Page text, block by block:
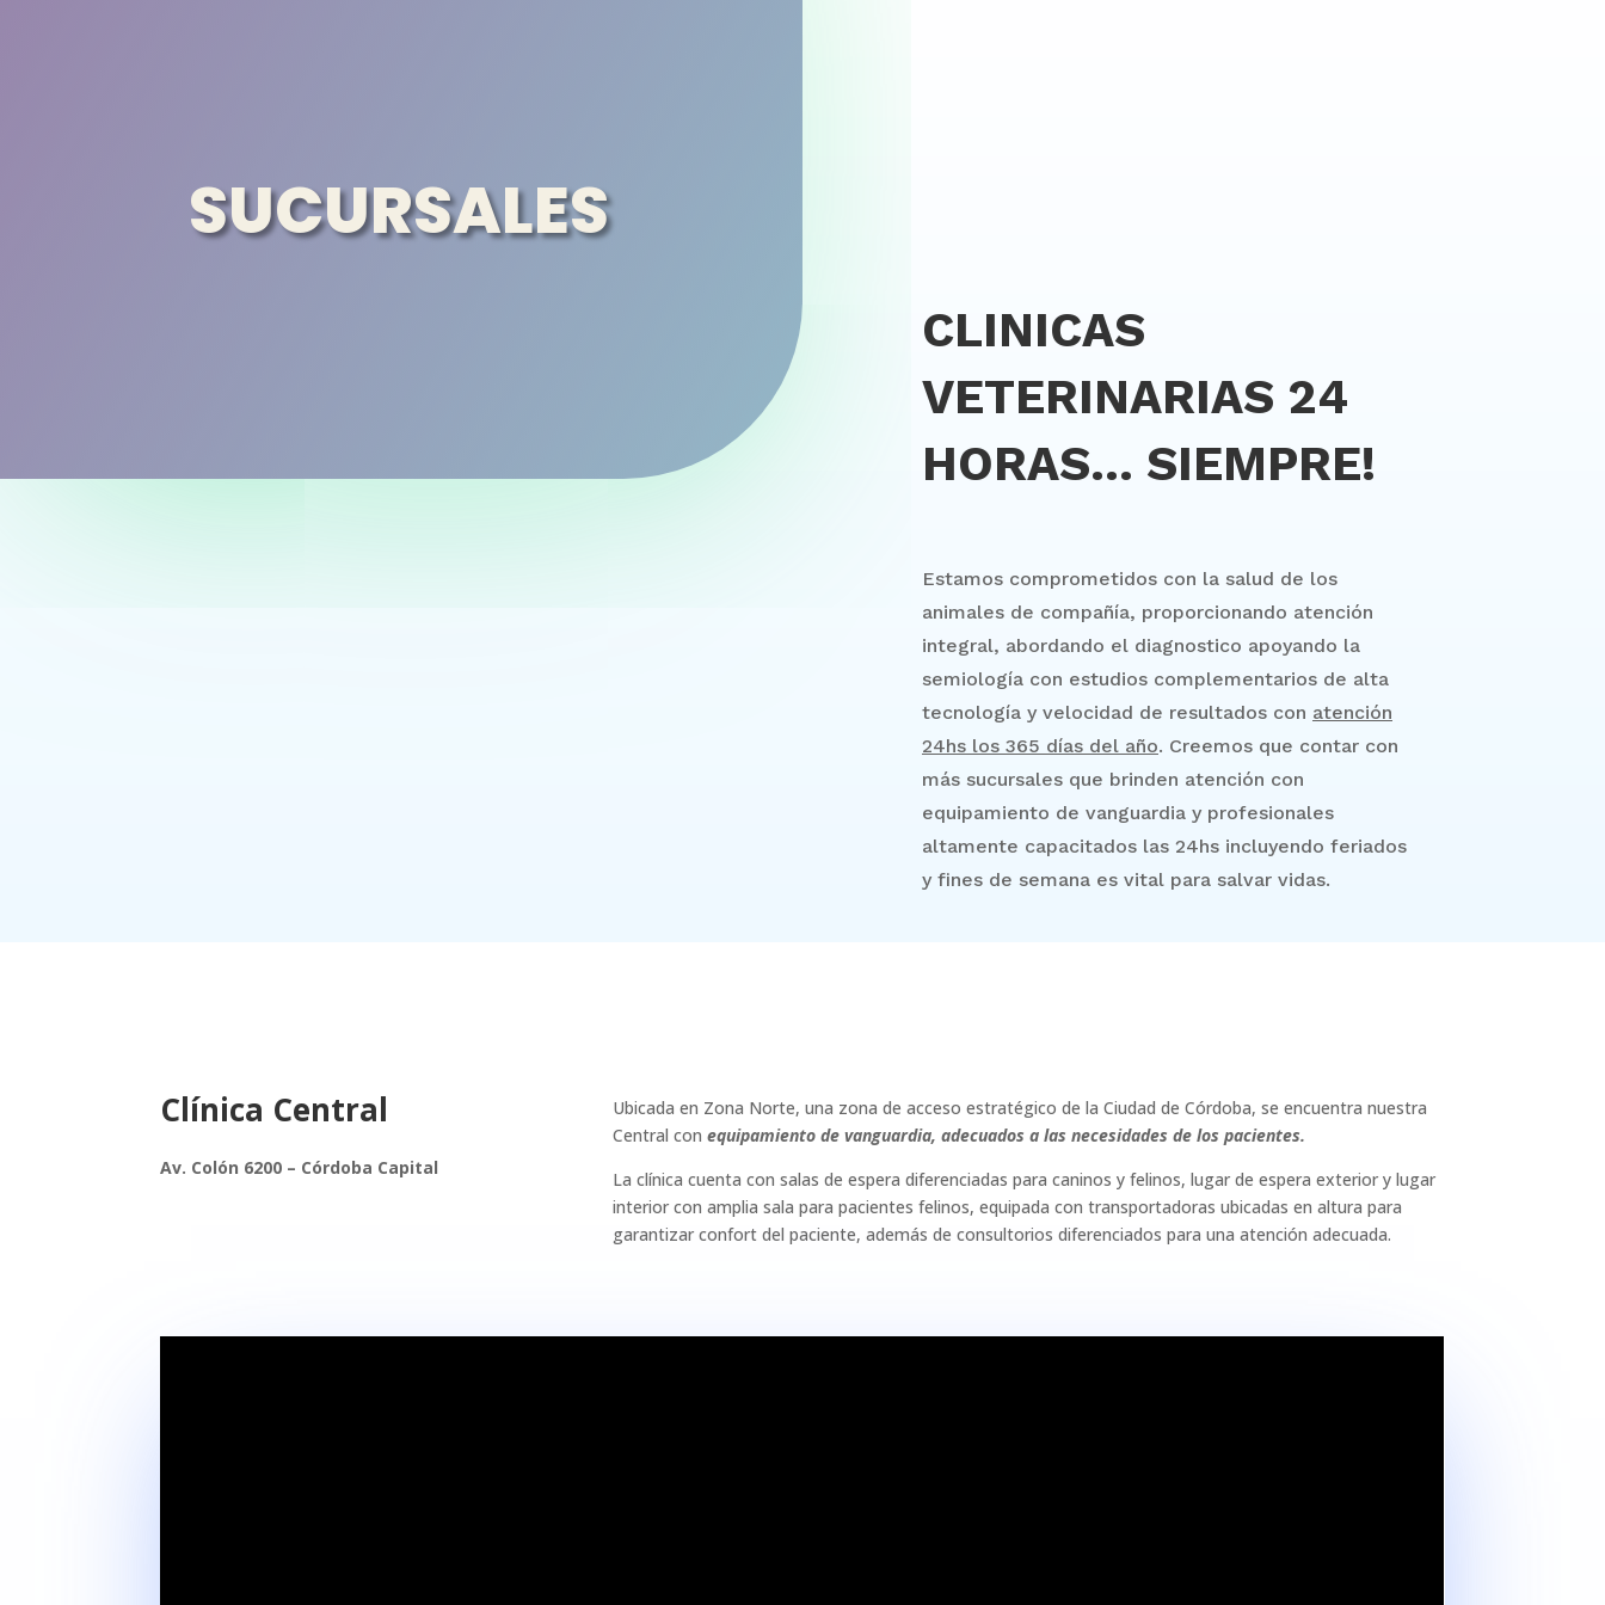
SUCURSALES
CLINICAS
VETERINARIAS 24
HORAS… SIEMPRE!
Estamos comprometidos con la salud de los
animales de compañía, proporcionando atención
integral, abordando el diagnostico apoyando la
semiología con estudios complementarios de alta
tecnología y velocidad de resultados con atención
24hs los 365 días del año. Creemos que contar con
más sucursales que brinden atención con
equipamiento de vanguardia y profesionales
altamente capacitados las 24hs incluyendo feriados
y fines de semana es vital para salvar vidas.
Clínica Central
Av. Colón 6200 – Córdoba Capital
Ubicada en Zona Norte, una zona de acceso estratégico de la Ciudad de Córdoba, se encuentra nuestra
Central con equipamiento de vanguardia, adecuados a las necesidades de los pacientes.
La clínica cuenta con salas de espera diferenciadas para caninos y felinos, lugar de espera exterior y lugar
interior con amplia sala para pacientes felinos, equipada con transportadoras ubicadas en altura para
garantizar confort del paciente, además de consultorios diferenciados para una atención adecuada.